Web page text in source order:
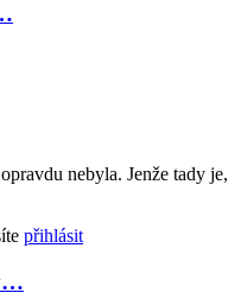
nebyla. Jenže tady je,
přihlásit